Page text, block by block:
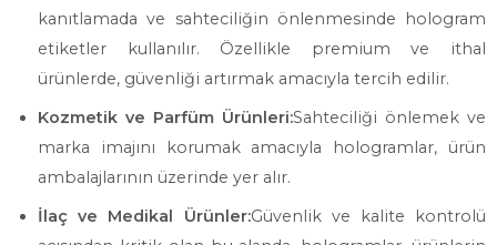
kanıtlamada ve sahteciliğin önlenmesinde hologram
etiketler kullanılır. Özellikle premium ve ithal
ürünlerde, güvenliği artırmak amacıyla tercih edilir.
Kozmetik ve Parfüm Ürünleri:Sahteciliği önlemek ve
marka imajını korumak amacıyla hologramlar, ürün
ambalajlarının üzerinde yer alır.
İlaç ve Medikal Ürünler:Güvenlik ve kalite kontrolü